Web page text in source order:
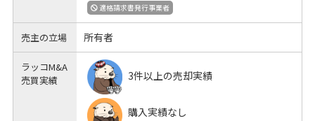
適格請求書発行事業者
売主の立場 所有者
ラッコM&A
売買実績
3件以上の売却実績
購入実績なし